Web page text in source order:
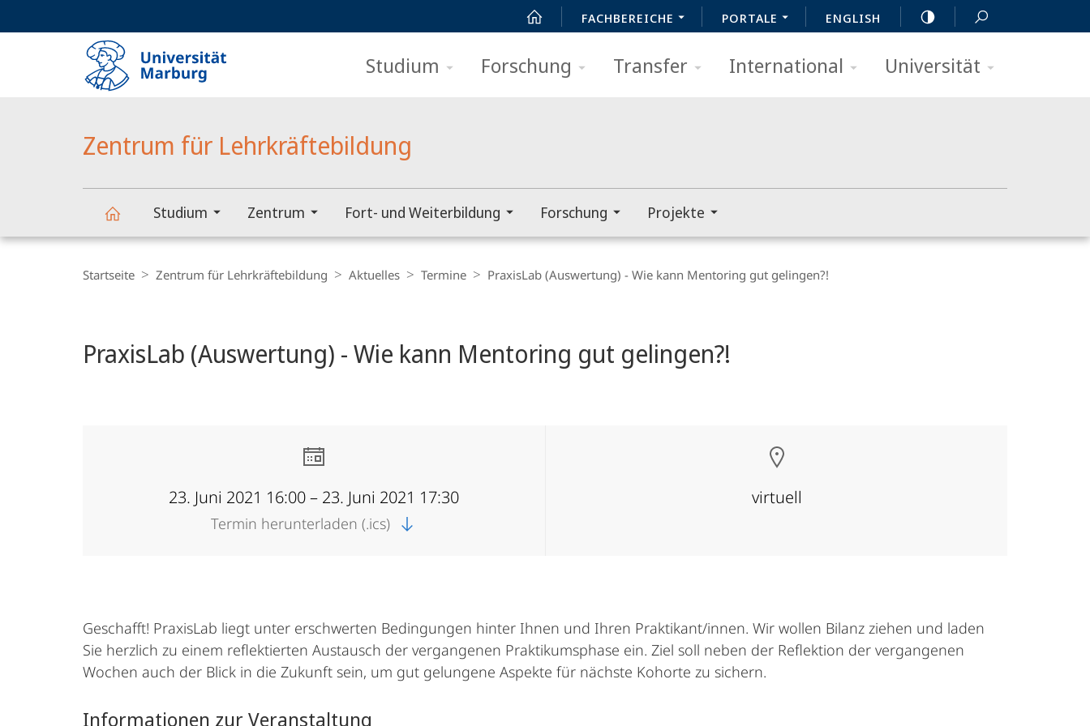
FACHBEREICHE PORTALE ENGLISH
Studium Forschung Transfer International Universität
Zentrum für Lehrkräftebildung
Studium Zentrum Fort- und Weiterbildung Forschung Projekte
Navigation
Startseite Zentrum für Lehrkräftebildung Aktuelles Termine PraxisLab (Auswertung) - Wie kann Mentoring gut gelingen?!
PraxisLab (Auswertung) - Wie kann Mentoring gut gelingen?!
23. Juni 2021 16:00 – 23. Juni 2021 17:30
Termin herunterladen (.ics)
virtuell
Geschafft! PraxisLab liegt unter erschwerten Bedingungen hinter Ihnen und Ihren Praktikant/innen. Wir wollen Bilanz ziehen und laden
Sie herzlich zu einem reflektierten Austausch der vergangenen Praktikumsphase ein. Ziel soll neben der Reflektion der vergangenen
Wochen auch der Blick in die Zukunft sein, um gut gelungene Aspekte für nächste Kohorte zu sichern.
Informationen zur Veranstaltung